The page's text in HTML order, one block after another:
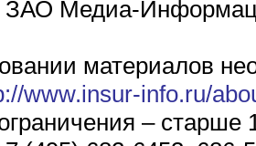
Медиа-
материалов
www.insur-info.ru/
– старше